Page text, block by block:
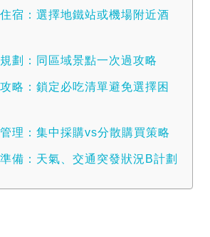
宿：選擇地鐵站或機場附近酒
劃：同區域景點一次過攻略
略：鎖定必吃清單避免選擇困
理：集中採購vs分散購買策略
備：天氣、交通突發狀況B計劃